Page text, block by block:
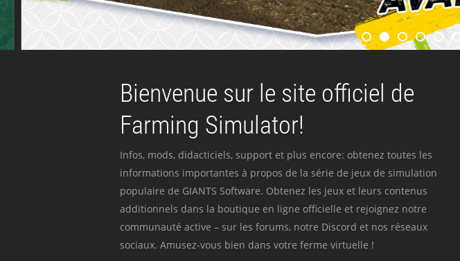
Bienvenue sur le site officiel de
Farming Simulator!
Infos, mods, didacticiels, support et plus encore: obtenez toutes les
informations importantes à propos de la série de jeux de simulation
populaire de GIANTS Software. Obtenez les jeux et leurs contenus
additionnels dans la boutique en ligne officielle et rejoignez notre
communauté active – sur les forums, notre Discord et nos réseaux
sociaux. Amusez-vous bien dans votre ferme virtuelle !